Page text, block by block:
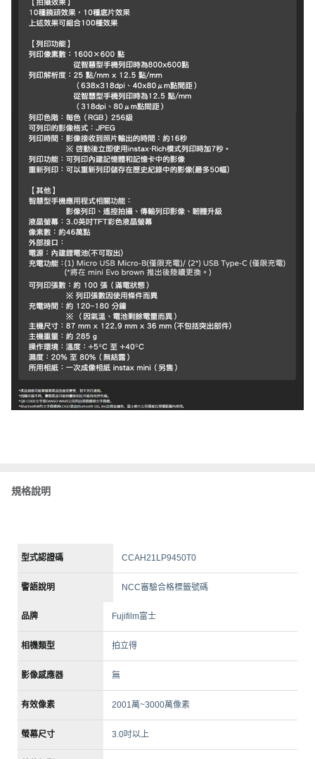
規格說明
型式認證碼 CCAH21LP9450T0
警語說明 NCC審驗合格標籤號碼
品牌 Fujifilm富士
相機類型 拍立得
影像感應器 無
有效像素 2001萬~3000萬像素
螢幕尺寸 3.0吋以上